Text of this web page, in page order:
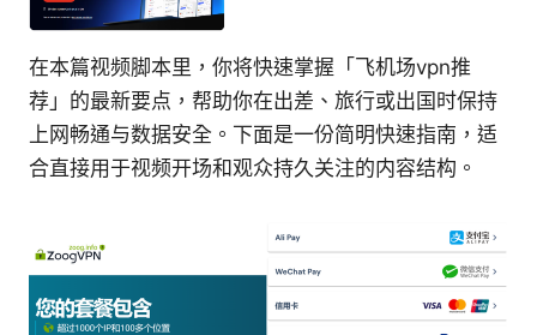
在本篇视频脚本里，你将快速掌握「飞机场vpn推
荐」的最新要点，帮助你在出差、旅行或出国时保持
上网畅通与数据安全。下面是一份简明快速指南，适
合直接用于视频开场和观众持久关注的内容结构。